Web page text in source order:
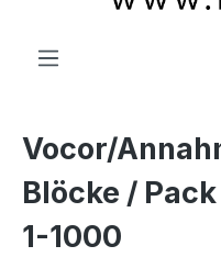
Vocor/
Blöcke /
1-1000